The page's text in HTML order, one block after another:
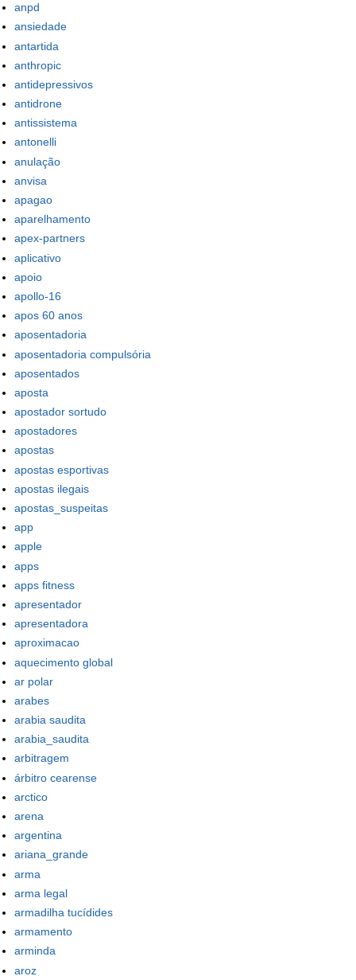
anpd
ansiedade
antartida
anthropic
antidepressivos
antidrone
antissistema
antonelli
anulação
anvisa
apagao
aparelhamento
apex-partners
aplicativo
apoio
apollo-16
apos 60 anos
aposentadoria
aposentadoria compulsória
aposentados
aposta
apostador sortudo
apostadores
apostas
apostas esportivas
apostas ilegais
apostas_suspeitas
app
apple
apps
apps fitness
apresentador
apresentadora
aproximacao
aquecimento global
ar polar
arabes
arabia saudita
arabia_saudita
arbitragem
árbitro cearense
arctico
arena
argentina
ariana_grande
arma
arma legal
armadilha tucídides
armamento
arminda
aroz